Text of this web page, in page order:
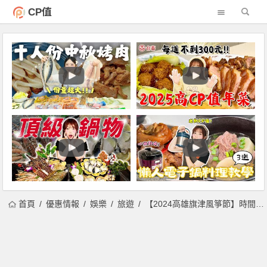
CP值
首頁 優惠情報 娛樂 旅遊 【2024高雄旗津風箏節】時間地點/氣墊水樂園/活動優惠/交通一次看！